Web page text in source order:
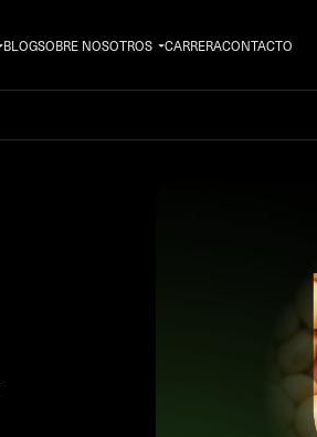
BLOGSOBRE NOSOTROS CARRERACONTACTO